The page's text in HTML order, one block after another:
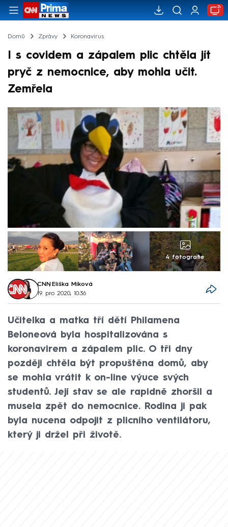
Domů Zprávy Koronavirus
I s covidem a zápalem plic chtěla jít
pryč z nemocnice, aby mohla učit.
Zemřela
4 fotografie
CNN, Eliška Míková
19. pro 2020, 10:36
Učitelka a matka tří dětí Philamena
Beloneová byla hospitalizována s
koronavirem a zápalem plic. O tři dny
později chtěla být propuštěna domů, aby
se mohla vrátit k on-line výuce svých
studentů. Její stav se ale rapidně zhoršil a
musela zpět do nemocnice. Rodina ji pak
byla nucena odpojit z plicního ventilátoru,
který ji držel při životě.